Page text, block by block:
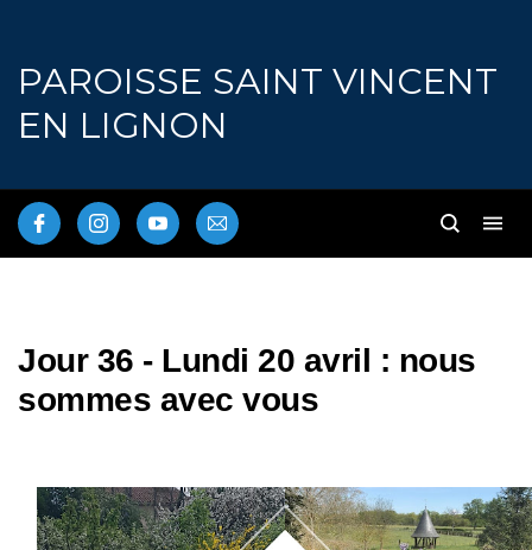
PAROISSE SAINT VINCENT
EN LIGNON
Jour 36 - Lundi 20 avril : nous
sommes avec vous